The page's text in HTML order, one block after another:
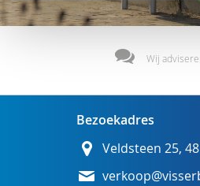
Wij
Bezoekadres
Veldsteen 25,